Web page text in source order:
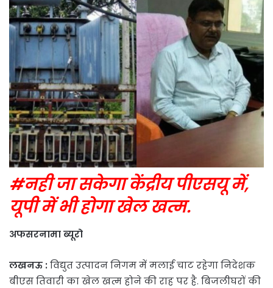
#नही जा सकेगा केंद्रीय पीएसयू में,
यूपी में भी होगा खेल खत्म.
अफसरनामा ब्यूरो
लखनऊ : विद्युत उत्पादन निगम में मलाई चाट रहेगा निदेशक
बीएस तिवारी का खेल खत्म होने की राह पर है. बिजलीघरों की